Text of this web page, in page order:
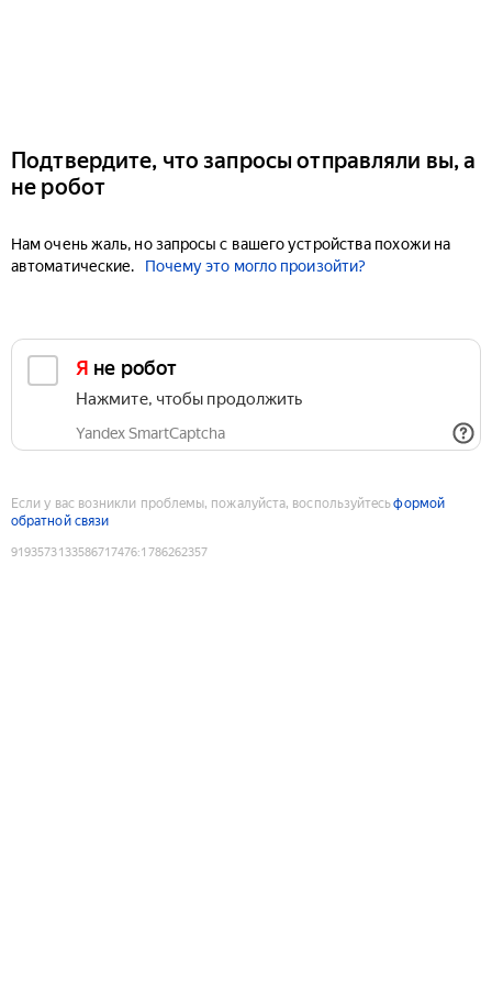
Подтвердите, что запросы отправляли вы, а
не робот
Нам очень жаль, но запросы с вашего устройства похожи на
автоматические.
Почему это могло произойти?
Я не робот
Нажмите, чтобы продолжить
Yandex SmartCaptcha
Если у вас возникли проблемы, пожалуйста, воспользуйтесьформой
обратной связи
9193573133586717476:1786262357